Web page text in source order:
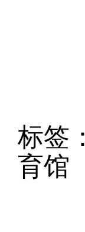
标签：
育馆